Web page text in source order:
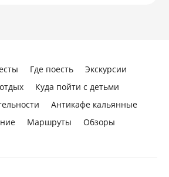
Где поесть
Экскурсии
Куда пойти с детьми
Антикафе кальянные
Маршруты Обзоры